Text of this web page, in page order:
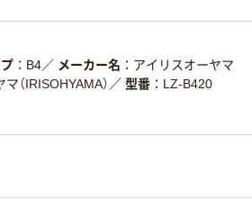
B4／ メーカー名
アイリスオーヤマ
（IRISOHYAMA） ／ 型番
LZ-B420